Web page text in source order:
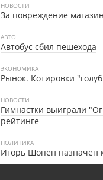
НОВОСТИ
За повреждение
АВТО
Автобус сбил пешехода
ЭКОНОМИКА
Рынок. Котировки
НОВОСТИ
Гимнастки выиграли
рейтинге
ПОЛИТИКА
Игорь Шопен назначен